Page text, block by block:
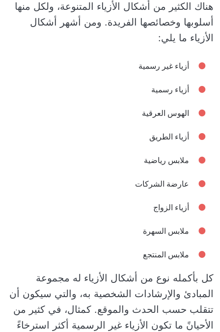
هناك الكثير من أشكال الأزياء المتنوعة، ولكل منها
أسلوبها وخصائصها الفريدة. ومن أشهر أشكال
الأزياء ما يلي:
أزياء غير رسمية
أزياء رسمية
الهوس العرقية
أزياء الطريق
ملابس رياضية
عارضة الشركات
أزياء الزواج
ملابس السهرة
ملابس المنتجع
كل بأكمله نوع من أشكال الأزياء له مجموعة
المبادئ والإرشادات الشخصية به، والتي سيكون أن
تتقلب حسب الحدث والموقع. كمثال، في كثير من
الأحيانً ما تكون الأزياء غير الرسمية أكثر استرخاءً